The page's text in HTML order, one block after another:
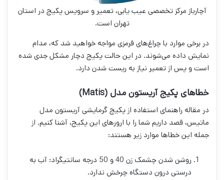
آچارباز مرکز تخصصی عیب یابی، تعمیر و سرویس پکیج در استان
تهران است.
در برخی موارد با چراغ‌های قرمزی مواجه خواهید شد که، مدام
نمایش داده می‌شوند. در این حالت پکیج دچار مشکل جدی شده
است و پس از تعمیر نیاز به ریست شدن دارد.
خطاهای پکیج آریستون مدل (Matis)
در مقاله راهنمای استفاده از پکیج گرمایشی آریستون مدل
ماتیس، قصد داریم شما را با ارورهای این پکیج، آشنا کنیم. از
جمله این خطاها موارد زیر هستند:
روشن شدن چشمک زن 40 و 50 درجه سانتیگراد: آب به
درستی درون دستگاه چرخش ندارد.